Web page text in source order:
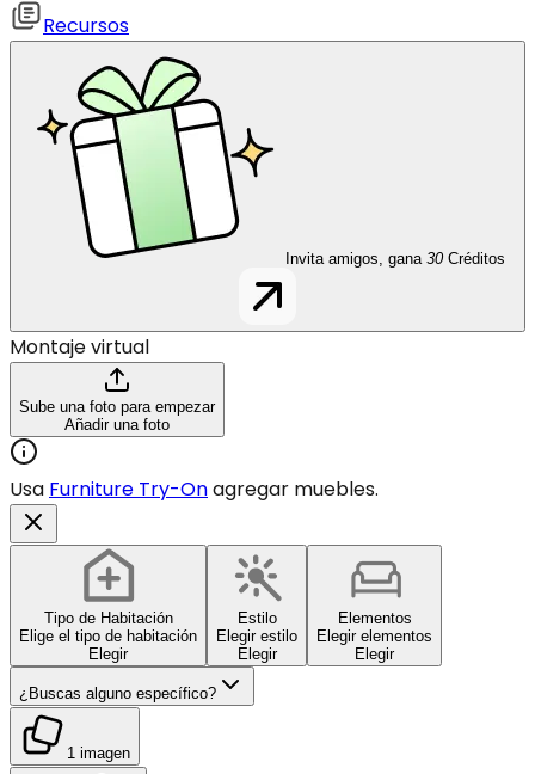
Recursos
Invita amigos, gana 30 Créditos
Montaje virtual
Sube una foto para empezar
Añadir una foto
Usa Furniture Try-Onagregar muebles.
Tipo de Habitación
Elige el tipo de habitación
Elegir
Estilo
Elegir estilo
Elegir
Elementos
Elegir elementos
Elegir
¿Buscas alguno específico?
1 imagen